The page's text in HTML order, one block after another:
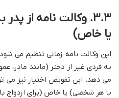
۳.۳. وکالت نامه از
یا خاص)
این وکالت نامه زمانی تنظیم می شود
به فردی غیر از دختر (مانند مادر،
می دهد. این تفویض اختیار نیز می
با هر شخصی) یا خاص (برای